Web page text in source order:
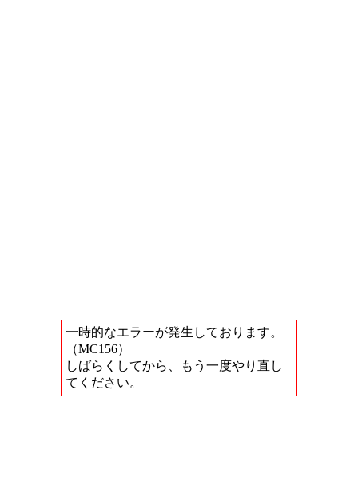
一時的なエラーが発生しております。
（MC156）
しばらくしてから、もう一度やり直し
てください。